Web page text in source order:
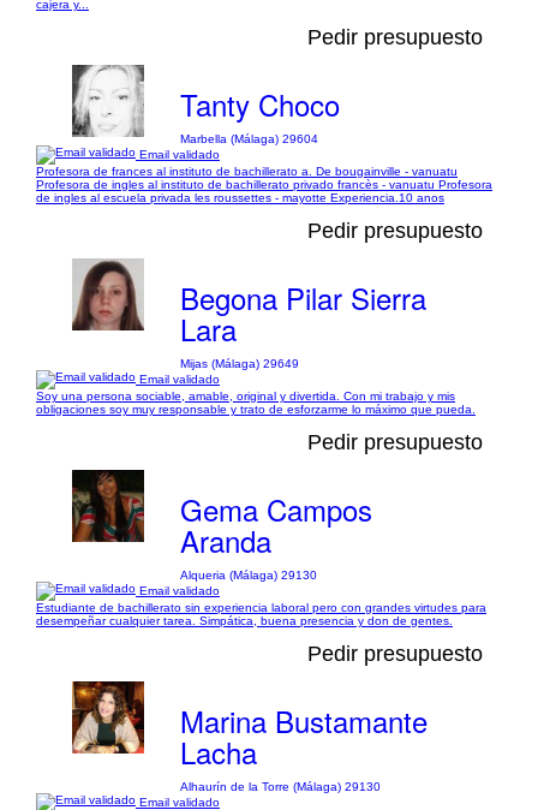
cajera y...
Pedir presupuesto
Tanty Choco
Marbella (Málaga) 29604
Email validado
Profesora de frances al instituto de bachillerato a. De bougainville - vanuatu
Profesora de ingles al instituto de bachillerato privado francès - vanuatu Profesora
de ingles al escuela privada les roussettes - mayotte Experiencia.10 anos
Pedir presupuesto
Begona Pilar Sierra
Lara
Mijas (Málaga) 29649
Email validado
Soy una persona sociable, amable, original y divertida. Con mi trabajo y mis
obligaciones soy muy responsable y trato de esforzarme lo máximo que pueda.
Pedir presupuesto
Gema Campos
Aranda
Alqueria (Málaga) 29130
Email validado
Estudiante de bachillerato sin experiencia laboral pero con grandes virtudes para
desempeñar cualquier tarea. Simpática, buena presencia y don de gentes.
Pedir presupuesto
Marina Bustamante
Lacha
Alhaurín de la Torre (Málaga) 29130
Email validado